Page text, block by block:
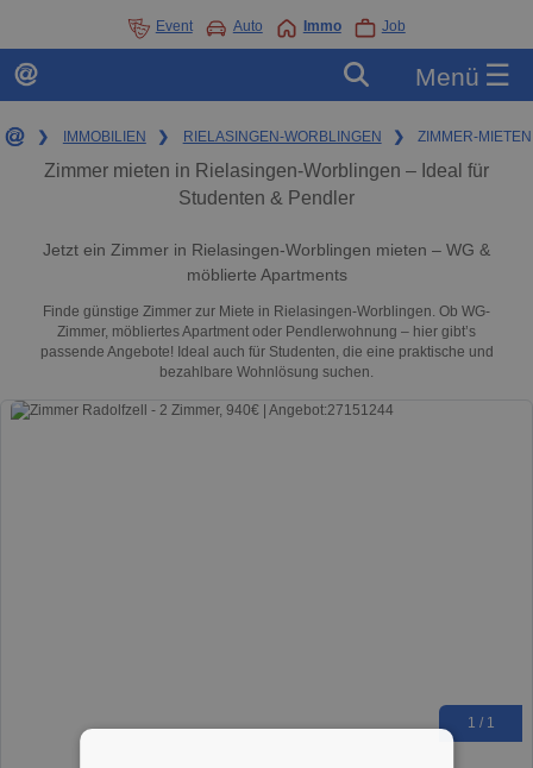
Event Auto Immo Job
Menü ☰
❯ IMMOBILIEN ❯ RIELASINGEN-WORBLINGEN ❯ ZIMMER-MIETEN
Zimmer mieten in Rielasingen-Worblingen – Ideal für
Studenten & Pendler
Jetzt ein Zimmer in Rielasingen-Worblingen mieten – WG &
möblierte Apartments
Finde günstige Zimmer zur Miete in Rielasingen-Worblingen. Ob WG-
Zimmer, möbliertes Apartment oder Pendlerwohnung – hier gibt’s
passende Angebote! Ideal auch für Studenten, die eine praktische und
bezahlbare Wohnlösung suchen.
1 / 1